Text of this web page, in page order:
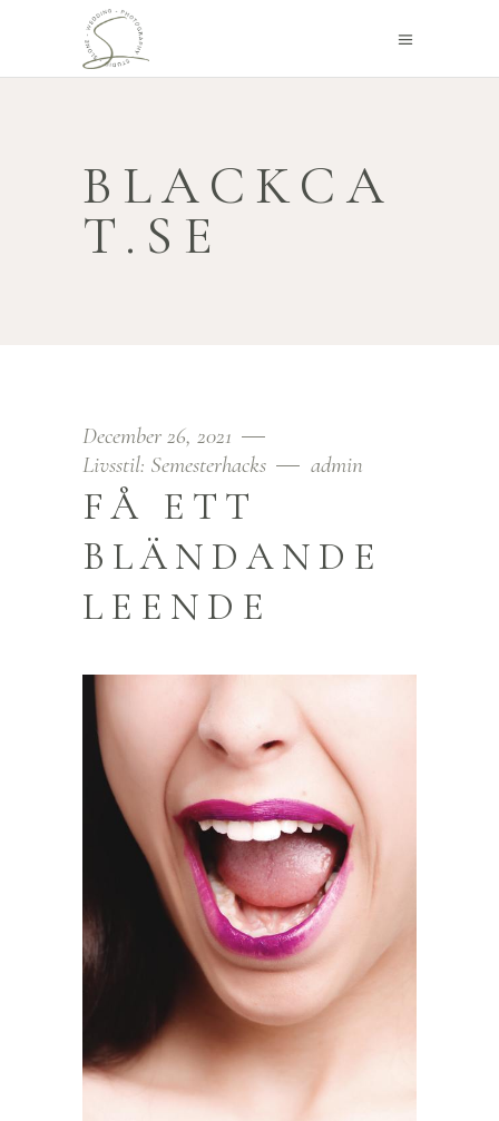
BLACKCA
T.SE
December 26, 2021
Livsstil: Semesterhacks
admin
FÅ ETT
BLÄNDANDE
LEENDE